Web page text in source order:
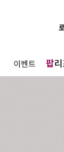
이벤트 팝